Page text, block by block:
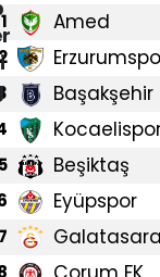
1 Amed
Başakşehir
Beşiktaş
Eyüpspor